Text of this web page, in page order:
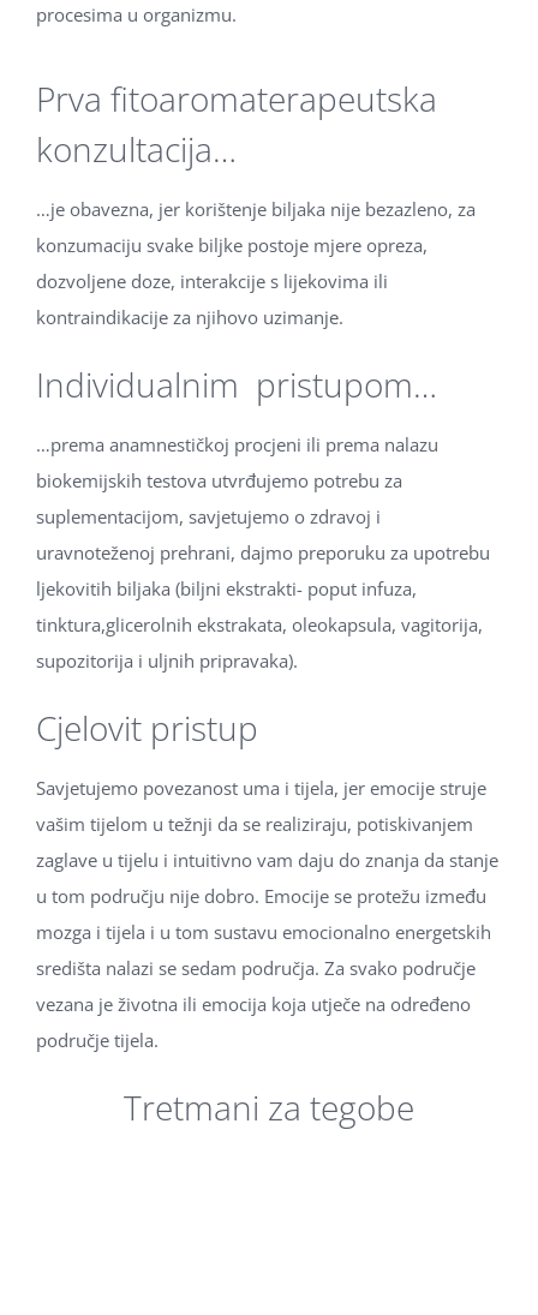
procesima u organizmu.
Prva fitoaromaterapeutska
konzultacija…
…je obavezna, jer korištenje biljaka nije bezazleno, za
konzumaciju svake biljke postoje mjere opreza,
dozvoljene doze, interakcije s lijekovima ili
kontraindikacije za njihovo uzimanje.
Individualnim pristupom…
…prema anamnestičkoj procjeni ili prema nalazu
biokemijskih testova utvrđujemo potrebu za
suplementacijom, savjetujemo o zdravoj i
uravnoteženoj prehrani, dajmo preporuku za upotrebu
ljekovitih biljaka (biljni ekstrakti- poput infuza,
tinktura,glicerolnih ekstrakata, oleokapsula, vagitorija,
supozitorija i uljnih pripravaka).
Cjelovit pristup
Savjetujemo povezanost uma i tijela, jer emocije struje
vašim tijelom u težnji da se realiziraju, potiskivanjem
zaglave u tijelu i intuitivno vam daju do znanja da stanje
u tom području nije dobro. Emocije se protežu između
mozga i tijela i u tom sustavu emocionalno energetskih
središta nalazi se sedam područja. Za svako područje
vezana je životna ili emocija koja utječe na određeno
područje tijela.
Tretmani za tegobe